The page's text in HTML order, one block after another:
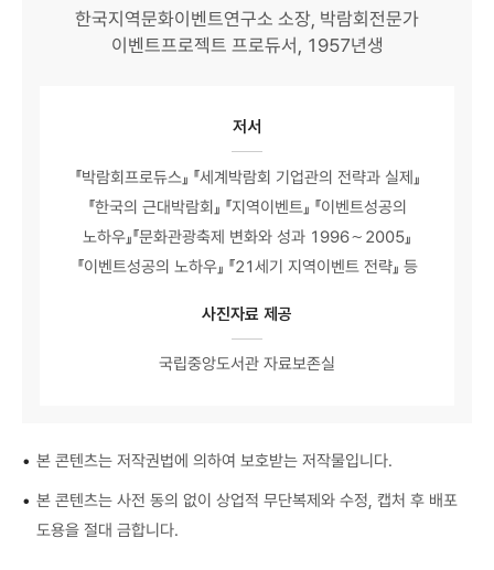
한국지역문화이벤트연구소 소장, 박람회전문가
이벤트프로젝트 프로듀서, 1957년생
저서
『박람회프로듀스』 『세계박람회 기업관의 전략과 실제』
『한국의 근대박람회』 『지역이벤트』 『이벤트성공의
노하우』『문화관광축제 변화와 성과 1996∼2005』
『이벤트성공의 노하우』 『21세기 지역이벤트 전략』 등
사진자료 제공
국립중앙도서관 자료보존실
• 본 콘텐츠는 저작권법에 의하여 보호받는 저작물입니다.
• 본 콘텐츠는 사전 동의 없이 상업적 무단복제와 수정, 캡처 후 배포
도용을 절대 금합니다.